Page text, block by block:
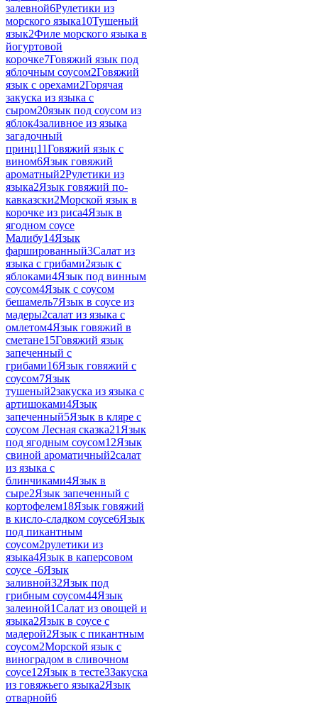
залевной6Рулетики из
морского языка10Тушеный
язык2Филе морского языка в
йогуртовой
корочке7Говяжий язык под
яблочным соусом2Говяжий
язык с орехами2Горячая
закуска из языка с
сыром20язык под соусом из
яблок4заливное из языка
загадочный
принц11Говяжий язык с
вином6Язык говяжий
ароматный2Рулетики из
языка2Язык говяжий по-
кавказски2Морской язык в
корочке из риса4Язык в
ягодном соусе
Малибу14Язык
фаршированный3Салат из
языка с грибами2язык с
яблоками4Язык под винным
соусом4Язык с соусом
бешамель7Язык в соусе из
мадеры2салат из языка с
омлетом4Язык говяжий в
сметане15Говяжий язык
запеченный с
грибами16Язык говяжий с
соусом7Язык
тушеный2закуска из языка с
артишоками4Язык
запеченный5Язык в кляре с
соусом Лесная сказка21Язык
под ягодным соусом12Язык
свиной ароматичный2салат
из языка с
блинчиками4Язык в
сыре2Язык запеченный с
кортофелем18Язык говяжий
в кисло-сладком соусе6Язык
под пикантным
соусом2рулетики из
языка4Язык в каперсовом
соусе -6Язык
заливной32Язык под
грибным соусом44Язык
залеиной1Салат из овощей и
языка2Язык в соусе с
мадерой2Язык с пикантным
соусом2Морской язык с
виноградом в сливочном
соусе12Язык в тесте3Закуска
из говяжьего языка2Язык
отварной6